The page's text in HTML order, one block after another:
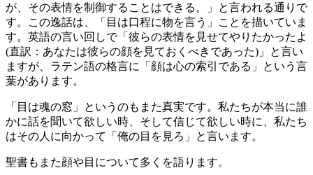
が、その表情を制御することはできる。」と言われる通りで
す。この逸話は、「目は口程に物を言う」ことを描いていま
す。英語の言い回しで「彼らの表情を見せてやりたかったよ
(直訳：あなたは彼らの顔を見ておくべきであった)」と言い
ますが、ラテン語の格言に「顔は心の索引である」という言
葉があります。
「目は魂の窓」というのもまた真実です。私たちが本当に誰
かに話を聞いて欲しい時、そして信じて欲しい時に、私たち
はその人に向かって「俺の目を見ろ」と言います。
聖書もまた顔や目について多くを語ります。